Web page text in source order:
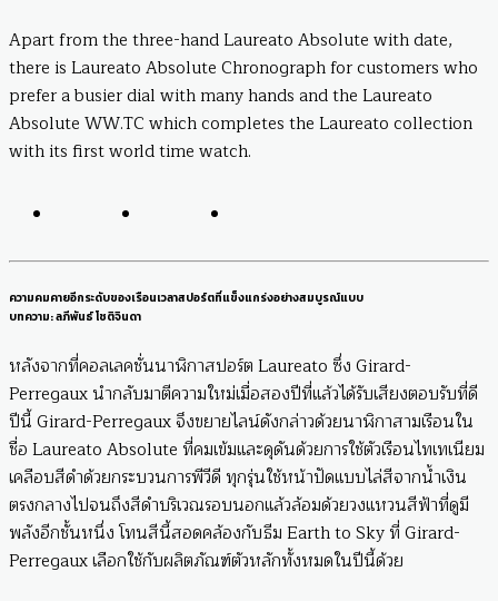
Apart from the three-hand Laureato Absolute with date,
there is Laureato Absolute Chronograph for customers who
prefer a busier dial with many hands and the Laureato
Absolute WW.TC which completes the Laureato collection
with its first world time watch.
ความคมคายอีกระดับของเรือนเวลาสปอร์ตที่แข็งแกร่งอย่างสมบูรณ์แบบ
บทความ: ลภีพันธ์ โชติจินดา
หลังจากที่คอลเลคชั่นนาฬิกาสปอร์ต Laureato ซึ่ง Girard-
Perregaux นำกลับมาตีความใหม่เมื่อสองปีที่แล้วได้รับเสียงตอบรับที่ดี
ปีนี้ Girard-Perregaux จึงขยายไลน์ดังกล่าวด้วยนาฬิกาสามเรือนใน
ชื่อ Laureato Absolute ที่คมเข้มและดุดันด้วยการใช้ตัวเรือนไทเทเนียม
เคลือบสีดำด้วยกระบวนการพีวีดี ทุกรุ่นใช้หน้าปัดแบบไล่สีจากน้ำเงิน
ตรงกลางไปจนถึงสีดำบริเวณรอบนอกแล้วล้อมด้วยวงแหวนสีฟ้าที่ดูมี
พลังอีกชั้นหนึ่ง โทนสีนี้สอดคล้องกับธีม Earth to Sky ที่ Girard-
Perregaux เลือกใช้กับผลิตภัณฑ์ตัวหลักทั้งหมดในปีนี้ด้วย